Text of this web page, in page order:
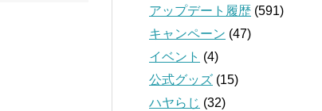
アップデート履歴 (591)
キャンペーン (47)
イベント (4)
公式グッズ (15)
ハヤらじ (32)